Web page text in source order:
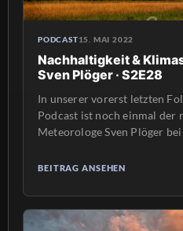
PODCAST15. MAI 2022
Nachhaltigkeit &
Sven Plöger · S2E28
In unserer vorerst letzten
Podcast ist noch einmal
Meteorologe Sven Plöger
und auch bekannt aus vielen
ging es unter anderem um
bestimmten […]
BEITRAG ANSEHEN